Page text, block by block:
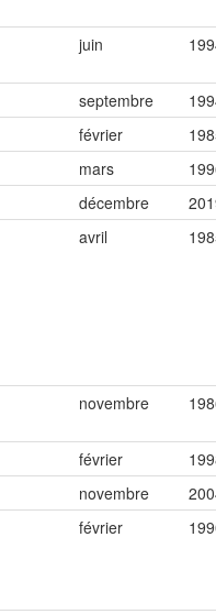
juin
septembre
février
mars
décembre
avril
novembre
février
novembre
février